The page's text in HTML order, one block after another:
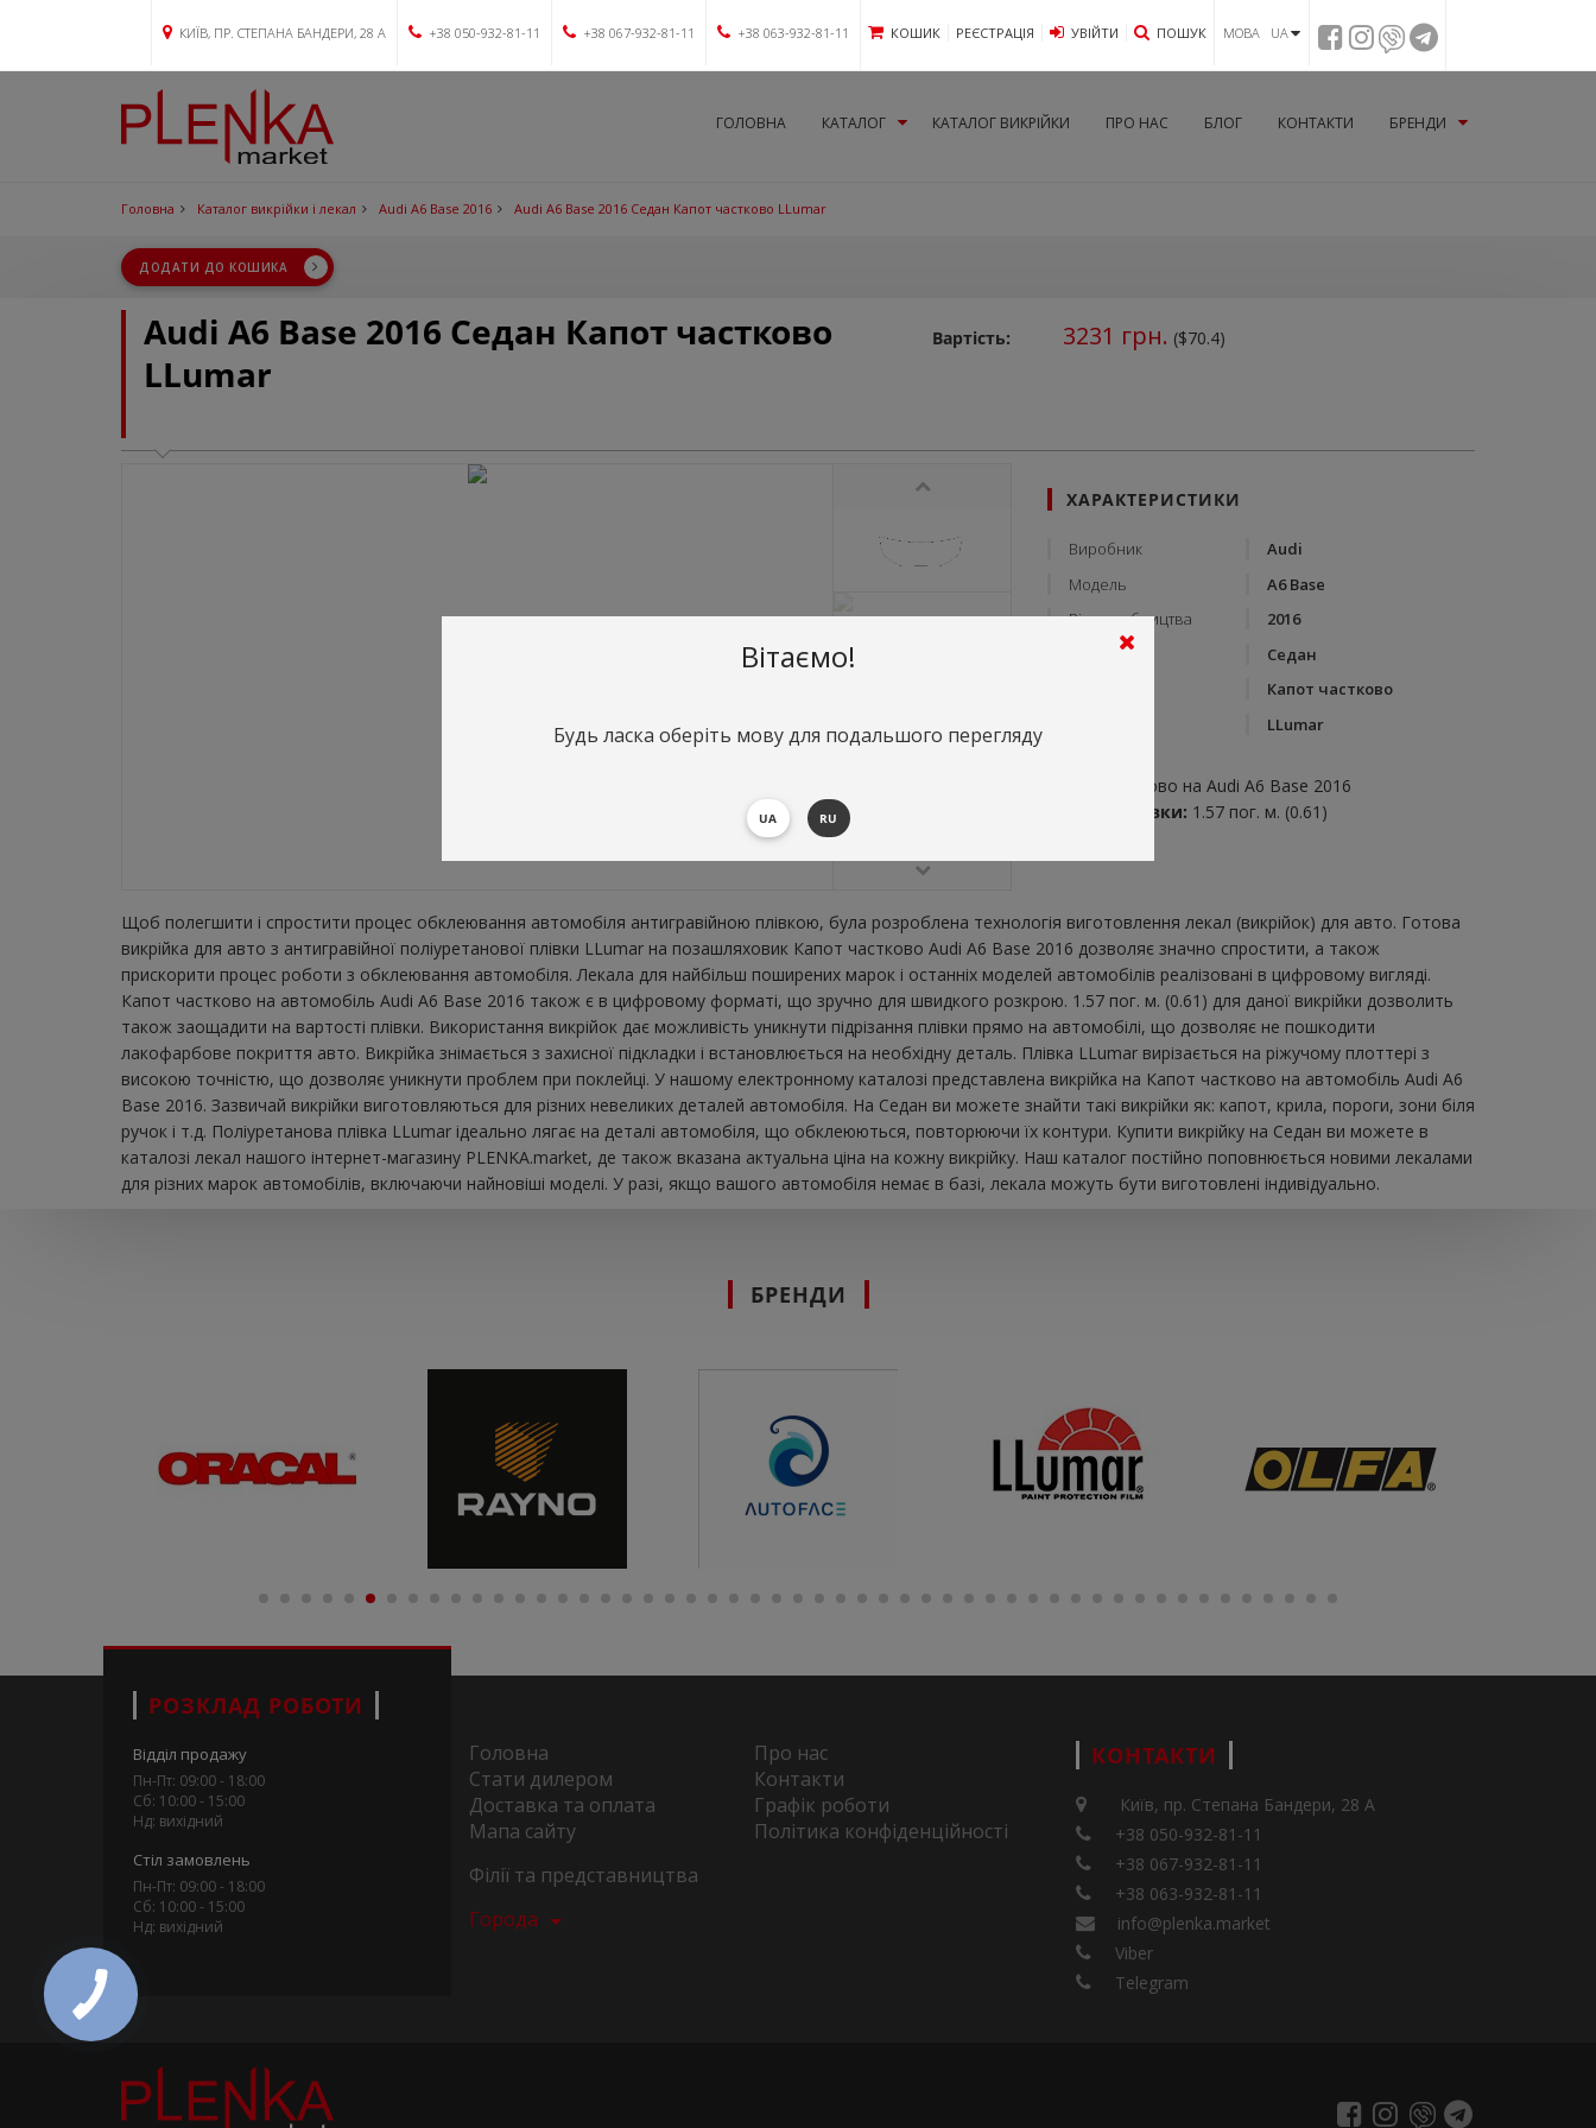
КИЇВ, ПР. СТЕПАНА БАНДЕРИ, 28 А +38 050-932-81-11 +38 067-932-81-11 +38 063-932-81-11 КОШИК РЕЄСТРАЦІЯ УВIЙТИ ПОШУК МОВА UA
ГОЛОВНА КАТАЛОГ КАТАЛОГ ВИКРІЙКИ ПРО НАС БЛОГ КОНТАКТИ БРЕНДИ
Головна Каталог викрійки і лекал Audi A6 Base 2016 Audi A6 Base 2016 Седан Капот частково LLumar
ДОДАТИ ДО КОШИКА
Audi A6 Base 2016 Седан Капот частково
LLumar
Вартість: 3231 грн. ($70.4)
ХАРАКТЕРИСТИКИ
Виробник
Audi
Модель
A6 Base
Рік виробництва
2016
Тип кузову
Седан
Капот частково
LLumar
Капот частково на Audi A6 Base 2016
Витрата плівки: 1.57 пог. м. (0.61)
Щоб полегшити і спростити процес обклеювання автомобіля антигравійною плівкою, була розроблена технологія виготовлення лекал (викрійок) для авто. Готова
викрійка для авто з антигравійної поліуретанової плівки LLumar на позашляховик Капот частково Audi A6 Base 2016 дозволяє значно спростити, а також
прискорити процес роботи з обклеювання автомобіля. Лекала для найбільш поширених марок і останніх моделей автомобілів реалізовані в цифровому вигляді.
Капот частково на автомобіль Audi A6 Base 2016 також є в цифровому форматі, що зручно для швидкого розкрою. 1.57 пог. м. (0.61) для даної викрійки дозволить
також заощадити на вартості плівки. Використання викрійок дає можливість уникнути підрізання плівки прямо на автомобілі, що дозволяє не пошкодити
лакофарбове покриття авто. Викрійка знімається з захисної підкладки і встановлюється на необхідну деталь. Плівка LLumar вирізається на ріжучому плоттері з
високою точністю, що дозволяє уникнути проблем при поклейці. У нашому електронному каталозі представлена ​​викрійка на Капот частково на автомобіль Audi A6
Base 2016. Зазвичай викрійки виготовляються для різних невеликих деталей автомобіля. На Седан ви можете знайти такі викрійки як: капот, крила, пороги, зони біля
ручок і т.д. Поліуретанова плівка LLumar ідеально лягає на деталі автомобіля, що обклеюються, повторюючи їх контури. Купити викрійку на Седан ви можете в
каталозі лекал нашого інтернет-магазину PLENKA.market, де також вказана актуальна ціна на кожну викрійку. Наш каталог постійно поповнюється новими лекалами
для різних марок автомобілів, включаючи найновіші моделі. У разі, якщо вашого автомобіля немає в базі, лекала можуть бути виготовлені індивідуально.
БРЕНДИ
РОЗКЛАД РОБОТИ
Відділ продажу
Пн-Пт: 09:00 - 18:00
Сб: 10:00 - 15:00
Нд: вихідний
Стіл замовлень
Пн-Пт: 09:00 - 18:00
Сб: 10:00 - 15:00
Нд: вихідний
Головна
Про нас
Стати дилером
Контакти
Доставка та оплата
Графік роботи
Мапа сайту
Політика конфіденційності
Філії та представництва
Города
КОНТАКТИ
Київ, пр. Степана Бандери, 28 А
+38 050-932-81-11
+38 067-932-81-11
+38 063-932-81-11
info@plenka.market
Viber
Telegram
Вітаємо!
Будь ласка оберіть мову для подальшого перегляду
UA RU